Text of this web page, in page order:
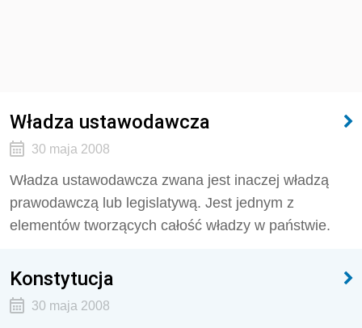
Władza ustawodawcza
30 maja 2008
Władza ustawodawcza zwana jest inaczej władzą
prawodawczą lub legislatywą. Jest jednym z
elementów tworzących całość władzy w państwie.
Konstytucja
30 maja 2008